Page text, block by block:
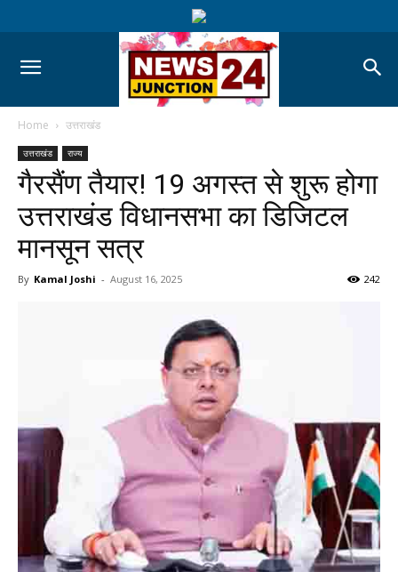
Home उत्तराखंड
उत्तराखंड राज्य
गैरसैंण तैयार! 19 अगस्त से शुरू होगा
उत्तराखंड विधानसभा का डिजिटल
मानसून सत्र
By Kamal Joshi - August 16, 2025 242